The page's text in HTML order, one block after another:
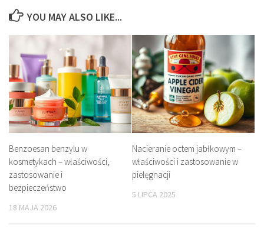
YOU MAY ALSO LIKE...
Benzoesan benzylu w
kosmetykach – właściwości,
zastosowanie i
bezpieczeństwo
18 MAJA 2026
Nacieranie octem jabłkowym –
właściwości i zastosowanie w
pielęgnacji
5 LIPCA 2025